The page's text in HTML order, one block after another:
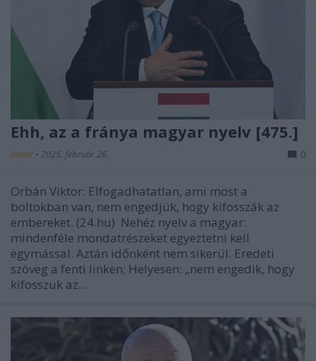
Ehh, az a fránya magyar nyelv [475.]
amier • 2025. február 26. 0
Orbán Viktor: Elfogadhatatlan, ami most a
boltokban van, nem engedjük, hogy kifosszák az
embereket. (24.hu) Nehéz nyelv a magyar:
mindenféle mondatrészeket egyeztetni kell
egymással. Aztán időnként nem sikerül. Eredeti
szöveg a fenti linken; Helyesen: „nem engedik, hogy
kifosszuk az…